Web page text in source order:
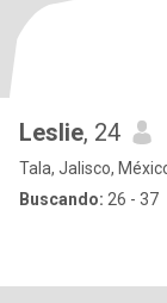
Leslie, 24
Tala, Jalisco,
Buscando: 26 - 37